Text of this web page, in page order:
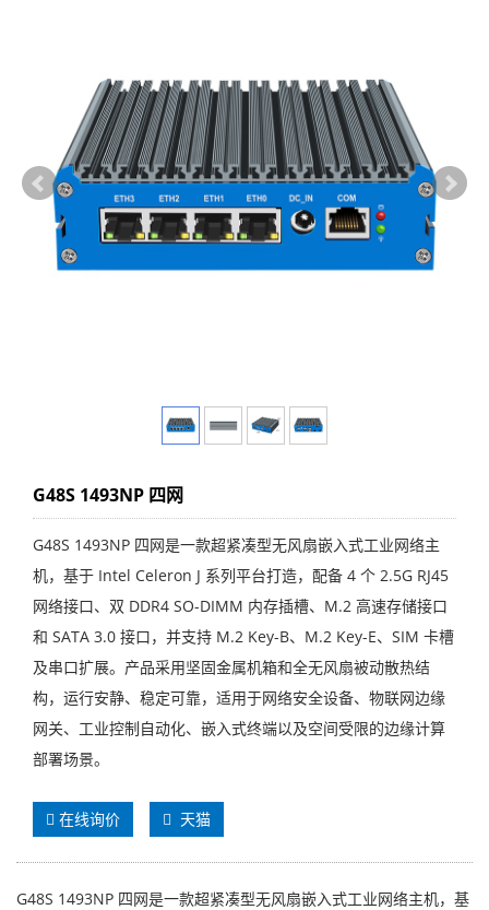
G48S 1493NP 四网
G48S 1493NP 四网是一款超紧凑型无风扇嵌入式工业网络主
机，基于 Intel Celeron J 系列平台打造，配备 4 个 2.5G RJ45
网络接口、双 DDR4 SO-DIMM 内存插槽、M.2 高速存储接口
和 SATA 3.0 接口，并支持 M.2 Key-B、M.2 Key-E、SIM 卡槽
及串口扩展。产品采用坚固金属机箱和全无风扇被动散热结
构，运行安静、稳定可靠，适用于网络安全设备、物联网边缘
网关、工业控制自动化、嵌入式终端以及空间受限的边缘计算
部署场景。
在线询价 天猫
G48S 1493NP 四网是一款超紧凑型无风扇嵌入式工业网络主机，基